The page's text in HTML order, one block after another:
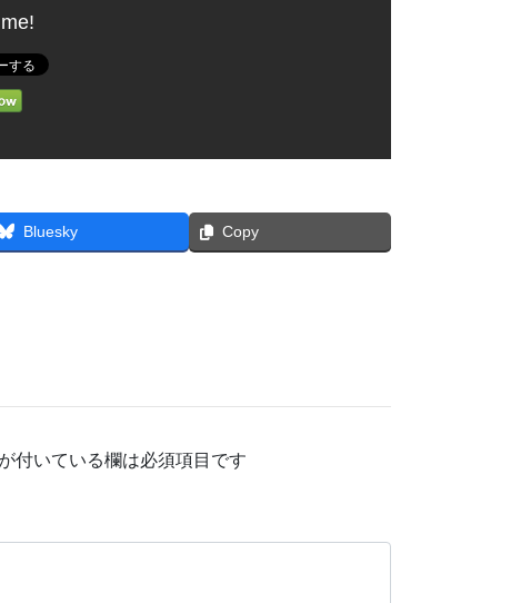
Bluesky Copy
が付いている欄は必須項目です